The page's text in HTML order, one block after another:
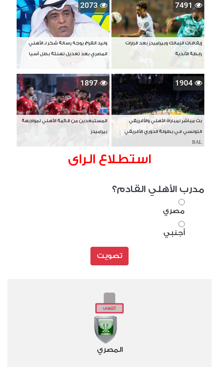
7491
إيقافات الزمالك وبيراميدز بعد قرارات
رابطة الأندية
2073
وليد الفراج يوجه رسالة شكر لـ الأهلي
المصري بعد تعديل تهنئة بطل آسيا
1904
بث مباشر لمباراة الأهلي والأفريقي
التونسي في بطولة الدوري الأفريقي
BAL
1897
المستبعدين من قائمة الأهلي لمواجهة
بيراميدز
استطلاع الراى
مدرب الأهلي القادم؟
مصري
أجنبي
تصويت
المصري